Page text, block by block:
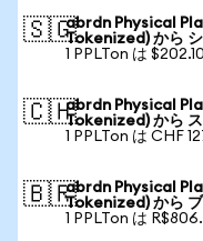
🇸🇬abrdn Physical
Tokenized) から
1 PPLTon は
🇨🇭abrdn Physical
Tokenized) から
1 PPLTon は CHF
🇧🇷abrdn Physical
Tokenized) から
1 PPLTon は